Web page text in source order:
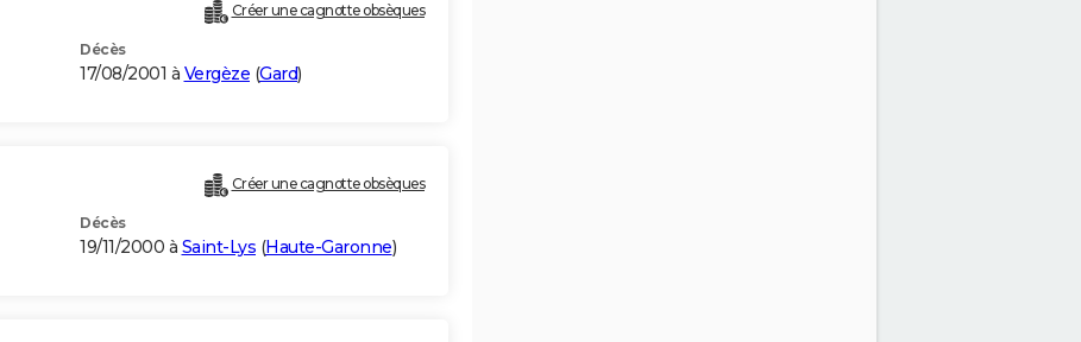
Créer une cagnotte obsèques
Décès
17/08/2001 à Vergèze (Gard)
Créer une cagnotte obsèques
Décès
19/11/2000 à Saint-Lys (Haute-Garonne)